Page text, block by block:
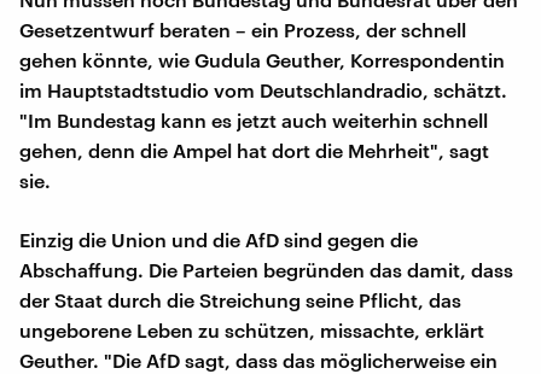
Gesetzentwurf beraten – ein Prozess, der schnell
gehen könnte, wie Gudula Geuther, Korrespondentin
im Hauptstadtstudio vom Deutschlandradio, schätzt.
"Im Bundestag kann es jetzt auch weiterhin schnell
gehen, denn die Ampel hat dort die Mehrheit", sagt
sie.
Einzig die Union und die AfD sind gegen die
Abschaffung. Die Parteien begründen das damit, dass
der Staat durch die Streichung seine Pflicht, das
ungeborene Leben zu schützen, missachte, erklärt
Geuther. "Die AfD sagt, dass das möglicherweise ein